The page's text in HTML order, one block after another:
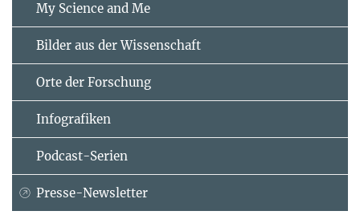
My Science and Me
Bilder aus der Wissenschaft
Orte der Forschung
Infografiken
Podcast-Serien
Presse-Newsletter